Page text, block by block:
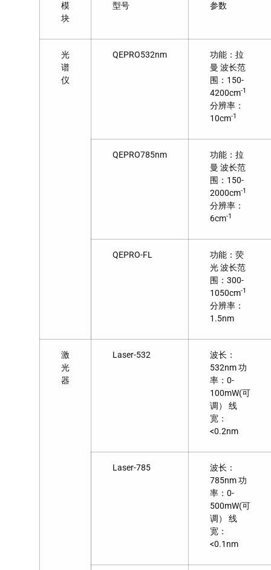
模
块
型号 参数
光
谱
仪
QEPRO532nm
功能：拉
曼 波长范
围：150-
4200cm-1
分辨率：
10cm-1
QEPRO785nm
功能：拉
曼 波长范
围：150-
2000cm-1
分辨率：
6cm-1
QEPRO-FL
功能：荧
光 波长范
围：300-
1050cm-1
分辨率：
1.5nm
激
光
器
Laser-532
波长：
532nm 功
率：0-
100mW(可
调） 线
宽：
<0.2nm
Laser-785
波长：
785nm 功
率：0-
500mW(可
调） 线
宽：
<0.1nm